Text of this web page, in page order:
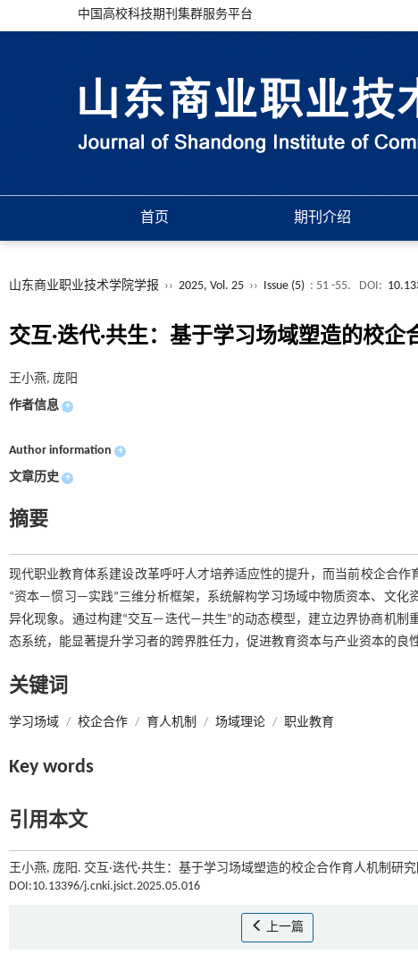
中国高校科技期刊集群服务平台
首页 期刊介绍
山东商业职业技术学院学报 ›› 2025, Vol. 25 ›› Issue (5) : 51 -55. DOI:
交互·迭代·共生：基于学习场域塑造的校企
王小燕, 庞阳
作者信息 +
Author information +
文章历史 +
摘要
现代职业教育体系建设改革呼吁人才培养适应性的提升，而当前校企合
“资本—惯习—实践”三维分析框架，系统解构学习场域中物质资本、文化
异化现象。通过构建“交互—迭代—共生”的动态模型，建立边界协商机制
态系统，能显著提升学习者的跨界胜任力，促进教育资本与产业资本的良
关键词
学习场域 / 校企合作 / 育人机制 / 场域理论 / 职业教育
Key words
引用本文
王小燕, 庞阳. 交互·迭代·共生：基于学习场域塑造的校企合作育人机制研究
DOI:10.13396/j.cnki.jsict.2025.05.016
上一篇